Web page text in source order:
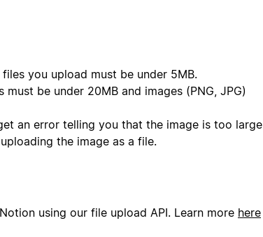
you upload must be under 5MB.
must be under 20MB and images (PNG, JPG)
an error telling you that the image is too large
the image as a file.
using our file upload API. Learn more here